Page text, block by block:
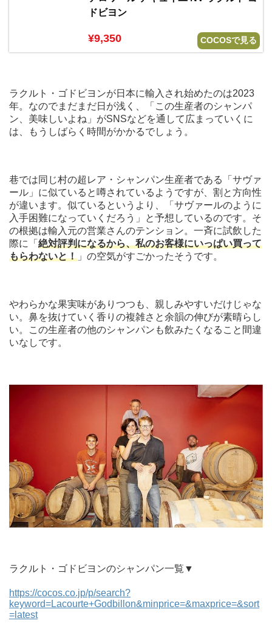
ドビヨン
¥9,350 COCOSで見る
ラクルト・ゴドビヨンが日本に輸入され始めたのは2023
年。なのでまだまだ日が浅く、「この生産者のシャンパ
ン、美味しいよね」がSNSなどを通して広まっていくに
は、もうしばらく時間がかかるでしょう。
巷では同じ村の超レア・シャンパン生産者である「サヴァ
ール」に似ていると噂されているようですが、割と方向性
が違います。似ているというより、「サヴァールのように
入手困難になっていくだろう」と予想しているのです。そ
の根拠は輸入元の営業さんのテンション。一斉に試飲した
際に「 絶対評判になるから、私のお客様にいっぱい買って
もらわないと！ 」の空気がすごかったそうです。
やわらかな果実味がありつつも、親しみやすいだけじゃな
い。鼻を抜けていく香りの複雑さと余韻の伸びが素晴らし
い。この生産者の他のシャンパンも飲みたくなること間違
いなしです。
ラクルト・ゴドビヨンのシャンパン一覧▼
https://cocos.co.jp/p/search?
keyword=Lacourte+Godbillon&minprice=&maxprice=&sort
=latest